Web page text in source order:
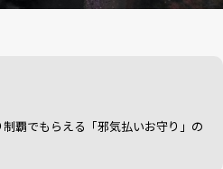
覇でもらえる「邪気払いお守り」の